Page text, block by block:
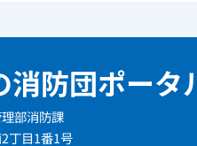
消防団ポータ
部消防課
丁目1番1号